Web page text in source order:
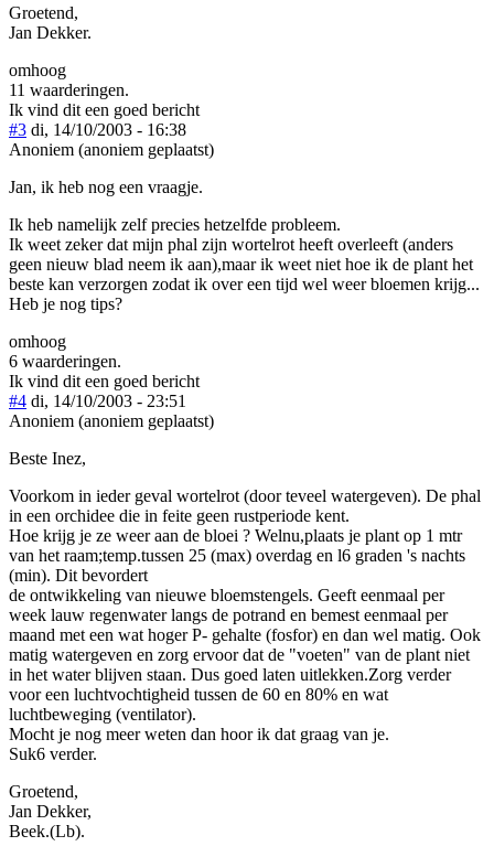
Groetend,
Jan Dekker.
omhoog
11 waarderingen.
Ik vind dit een goed bericht
#3 di, 14/10/2003 - 16:38
Anoniem (anoniem geplaatst)
Jan, ik heb nog een vraagje.
Ik heb namelijk zelf precies hetzelfde probleem.
Ik weet zeker dat mijn phal zijn wortelrot heeft overleeft (anders
geen nieuw blad neem ik aan),maar ik weet niet hoe ik de plant het
beste kan verzorgen zodat ik over een tijd wel weer bloemen krijg...
Heb je nog tips?
omhoog
6 waarderingen.
Ik vind dit een goed bericht
#4 di, 14/10/2003 - 23:51
Anoniem (anoniem geplaatst)
Beste Inez,
Voorkom in ieder geval wortelrot (door teveel watergeven). De phal
in een orchidee die in feite geen rustperiode kent.
Hoe krijg je ze weer aan de bloei ? Welnu,plaats je plant op 1 mtr
van het raam;temp.tussen 25 (max) overdag en l6 graden 's nachts
(min). Dit bevordert
de ontwikkeling van nieuwe bloemstengels. Geeft eenmaal per
week lauw regenwater langs de potrand en bemest eenmaal per
maand met een wat hoger P- gehalte (fosfor) en dan wel matig. Ook
matig watergeven en zorg ervoor dat de "voeten" van de plant niet
in het water blijven staan. Dus goed laten uitlekken.Zorg verder
voor een luchtvochtigheid tussen de 60 en 80% en wat
luchtbeweging (ventilator).
Mocht je nog meer weten dan hoor ik dat graag van je.
Suk6 verder.
Groetend,
Jan Dekker,
Beek.(Lb).